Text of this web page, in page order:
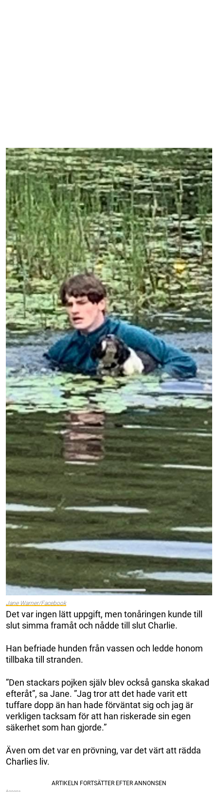
Jane Warner/Facebook
Det var ingen lätt uppgift, men tonåringen kunde till
slut simma framåt och nådde till slut Charlie.
Han befriade hunden från vassen och ledde honom
tillbaka till stranden.
”Den stackars pojken själv blev också ganska skakad
efteråt”, sa Jane. ”Jag tror att det hade varit ett
tuffare dopp än han hade förväntat sig och jag är
verkligen tacksam för att han riskerade sin egen
säkerhet som han gjorde.”
Även om det var en prövning, var det värt att rädda
Charlies liv.